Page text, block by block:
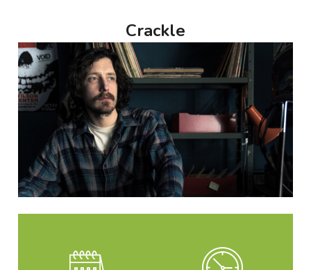
Crackle